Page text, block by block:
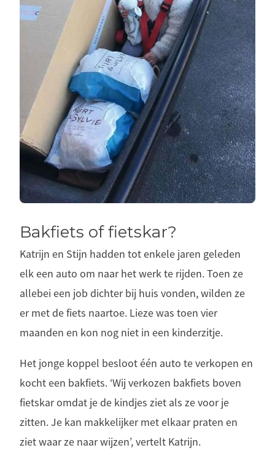
Bakfiets of fietskar?
Katrijn en Stijn hadden tot enkele jaren geleden
elk een auto om naar het werk te rijden. Toen ze
allebei een job dichter bij huis vonden, wilden ze
er met de fiets naartoe. Lieze was toen vier
maanden en kon nog niet in een kinderzitje.
Het jonge koppel besloot één auto te verkopen en
kocht een bakfiets. ‘Wij verkozen bakfiets boven
fietskar omdat je de kindjes ziet als ze voor je
zitten. Je kan makkelijker met elkaar praten en
ziet waar ze naar wijzen’, vertelt Katrijn.